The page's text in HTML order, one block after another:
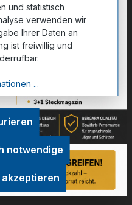
und statistisch
verwenden wir
Ihrer Daten an
ist freiwillig und
...
notwendige